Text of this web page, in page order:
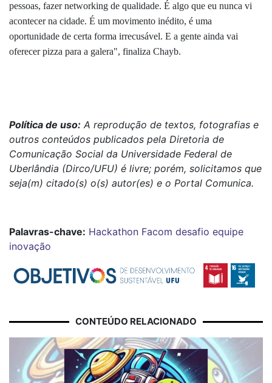
pessoas, fazer networking de qualidade. É algo que eu nunca vi
acontecer na cidade. É um movimento inédito, é uma
oportunidade de certa forma irrecusável. E a gente ainda vai
oferecer pizza para a galera", finaliza Chayb.
Política de uso: A reprodução de textos, fotografias e
outros conteúdos publicados pela Diretoria de
Comunicação Social da Universidade Federal de
Uberlândia (Dirco/UFU) é livre; porém, solicitamos que
seja(m) citado(s) o(s) autor(es) e o Portal Comunica.
Palavras-chave: Hackathon Facom desafio equipe
inovação
CONTEÚDO RELACIONADO